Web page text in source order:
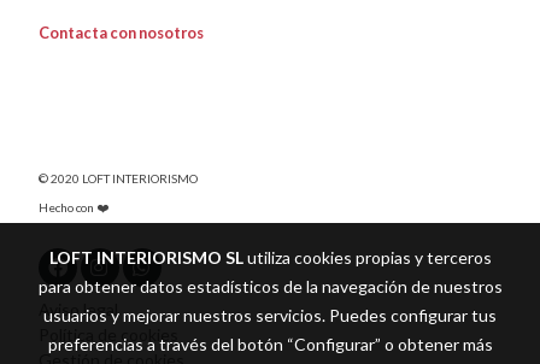
Contacta con nosotros
© 2020 LOFT INTERIORISMO
Hecho con ❤️
Aviso legal
Política de cookies
Gestión de cookies
LOFT INTERIORISMO SLutiliza cookies propias y terceros
para obtener datos estadísticos de la navegación de nuestros
usuarios y mejorar nuestros servicios. Puedes configurar tus
preferencias a través del botón “Configurar” o obtener más